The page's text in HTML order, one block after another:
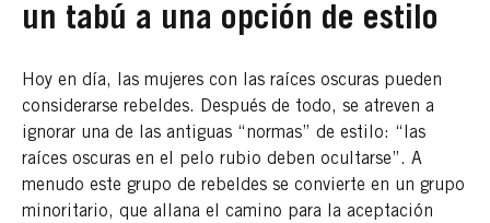
un tabú a una opción de estilo
Hoy en día, las mujeres con las raíces oscuras pueden
considerarse rebeldes. Después de todo, se atreven a
ignorar una de las antiguas “normas” de estilo: “las
raíces oscuras en el pelo rubio deben ocultarse”. A
menudo este grupo de rebeldes se convierte en un grupo
minoritario, que allana el camino para la aceptación